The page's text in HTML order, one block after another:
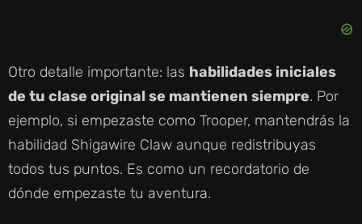
Otro detalle importante: las habilidades iniciales
de tu clase original se mantienen siempre. Por
ejemplo, si empezaste como Trooper, mantendrás la
habilidad Shigawire Claw aunque redistribuyas
todos tus puntos. Es como un recordatorio de
dónde empezaste tu aventura.